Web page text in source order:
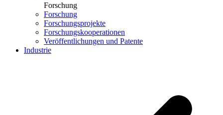
Forschung
Forschung
Forschungsprojekte
Forschungskooperationen
Veröffentlichungen und Patente
Industrie